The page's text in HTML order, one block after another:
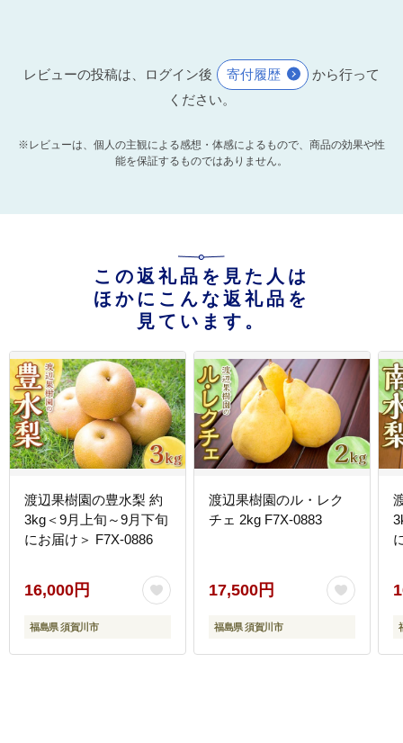
レビューの投稿は、ログイン後 寄付履歴
から行って
ください。
※レビューは、個人の主観による感想・体感によるもので、商品の効果や性
能を保証するものではありません。
この返礼品を見た人は
ほかにこんな返礼品を
見ています。
渡辺果樹園の豊水梨 約
3kg＜9月上旬～9月下旬
にお届け＞ F7X-0886
16,000円
福島県 須賀川市
渡辺果樹園のル・レク
チェ 2kg F7X-0883
17,500円
福島県 須賀川市